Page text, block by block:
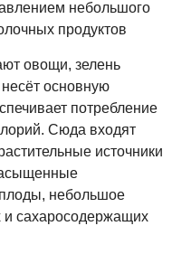
небольшого
продуктов
овощи, зелень
основную
потребление
Сюда входят
источники
небольшое
и сахаросодержащих